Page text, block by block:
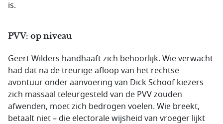
is.
PVV: op niveau
Geert Wilders handhaaft zich behoorlijk. Wie verwacht
had dat na de treurige afloop van het rechtse
avontuur onder aanvoering van Dick Schoof kiezers
zich massaal teleurgesteld van de PVV zouden
afwenden, moet zich bedrogen voelen. Wie breekt,
betaalt niet – die electorale wijsheid van vroeger lijkt